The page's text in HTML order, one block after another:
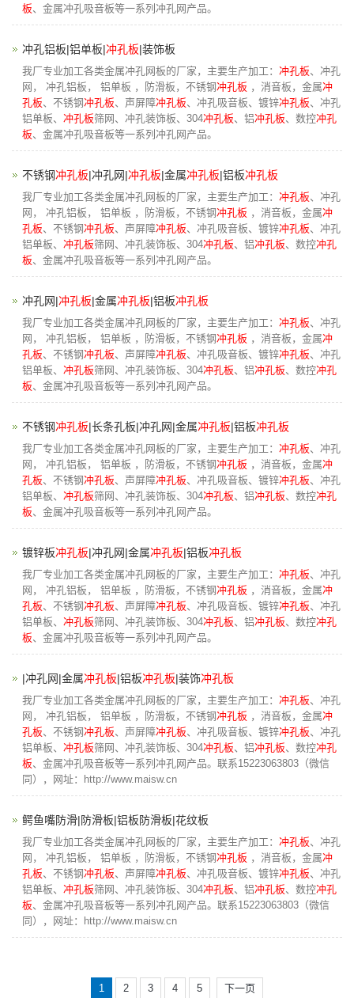
板、金属冲孔吸音板等一系列冲孔网产品。
冲孔铝板|铝单板|冲孔板|装饰板
我厂专业加工各类金属冲孔网板的厂家，主要生产加工： 冲孔板、冲孔
网， 冲孔铝板， 铝单板 ，防滑板，不锈钢冲孔板 ，消音板，金属冲
孔板、不锈钢冲孔板、声屏障冲孔板、冲孔吸音板、镀锌冲孔板、冲孔
铝单板、 冲孔板筛网、冲孔装饰板、304冲孔板、铝冲孔板、数控冲孔
板、金属冲孔吸音板等一系列冲孔网产品。
不锈钢冲孔板|冲孔网|冲孔板|金属冲孔板|铝板冲孔板
我厂专业加工各类金属冲孔网板的厂家，主要生产加工： 冲孔板、冲孔
网， 冲孔铝板， 铝单板 ，防滑板，不锈钢冲孔板 ，消音板，金属冲
孔板、不锈钢冲孔板、声屏障冲孔板、冲孔吸音板、镀锌冲孔板、冲孔
铝单板、 冲孔板筛网、冲孔装饰板、304冲孔板、铝冲孔板、数控冲孔
板、金属冲孔吸音板等一系列冲孔网产品。
冲孔网|冲孔板|金属冲孔板|铝板冲孔板
我厂专业加工各类金属冲孔网板的厂家，主要生产加工： 冲孔板、冲孔
网， 冲孔铝板， 铝单板 ，防滑板，不锈钢冲孔板 ，消音板，金属冲
孔板、不锈钢冲孔板、声屏障冲孔板、冲孔吸音板、镀锌冲孔板、冲孔
铝单板、 冲孔板筛网、冲孔装饰板、304冲孔板、铝冲孔板、数控冲孔
板、金属冲孔吸音板等一系列冲孔网产品。
不锈钢冲孔板|长条孔板|冲孔网|金属冲孔板|铝板冲孔板
我厂专业加工各类金属冲孔网板的厂家，主要生产加工： 冲孔板、冲孔
网， 冲孔铝板， 铝单板 ，防滑板，不锈钢冲孔板 ，消音板，金属冲
孔板、不锈钢冲孔板、声屏障冲孔板、冲孔吸音板、镀锌冲孔板、冲孔
铝单板、 冲孔板筛网、冲孔装饰板、304冲孔板、铝冲孔板、数控冲孔
板、金属冲孔吸音板等一系列冲孔网产品。
镀锌板冲孔板|冲孔网|金属冲孔板|铝板冲孔板
我厂专业加工各类金属冲孔网板的厂家，主要生产加工： 冲孔板、冲孔
网， 冲孔铝板， 铝单板 ，防滑板，不锈钢冲孔板 ，消音板，金属冲
孔板、不锈钢冲孔板、声屏障冲孔板、冲孔吸音板、镀锌冲孔板、冲孔
铝单板、 冲孔板筛网、冲孔装饰板、304冲孔板、铝冲孔板、数控冲孔
板、金属冲孔吸音板等一系列冲孔网产品。
|冲孔网|金属冲孔板|铝板冲孔板|装饰冲孔板
我厂专业加工各类金属冲孔网板的厂家，主要生产加工： 冲孔板、冲孔
网， 冲孔铝板， 铝单板 ，防滑板，不锈钢冲孔板 ，消音板，金属冲
孔板、不锈钢冲孔板、声屏障冲孔板、冲孔吸音板、镀锌冲孔板、冲孔
铝单板、 冲孔板筛网、冲孔装饰板、304冲孔板、铝冲孔板、数控冲孔
板、金属冲孔吸音板等一系列冲孔网产品。联系15223063803（微信
同），网址：http://www.maisw.cn
鳄鱼嘴防滑|防滑板|铝板防滑板|花纹板
我厂专业加工各类金属冲孔网板的厂家，主要生产加工： 冲孔板、冲孔
网， 冲孔铝板， 铝单板 ，防滑板，不锈钢冲孔板 ，消音板，金属冲
孔板、不锈钢冲孔板、声屏障冲孔板、冲孔吸音板、镀锌冲孔板、冲孔
铝单板、 冲孔板筛网、冲孔装饰板、304冲孔板、铝冲孔板、数控冲孔
板、金属冲孔吸音板等一系列冲孔网产品。联系15223063803（微信
同），网址：http://www.maisw.cn
1 2 3 4 5 下一页